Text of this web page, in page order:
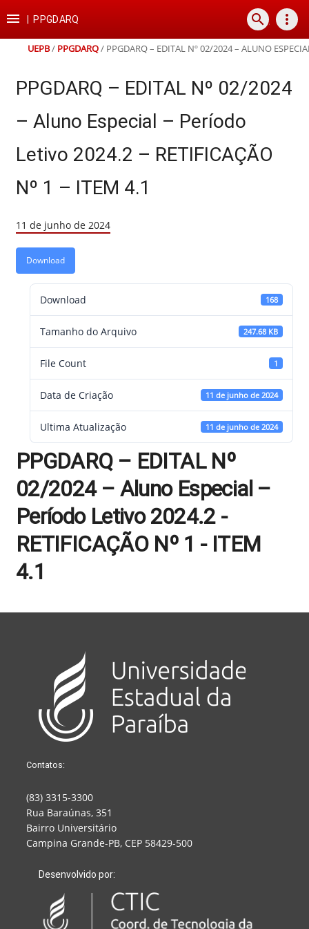
para
conteúdo
para
para
para
rodapé
 PPGDARQ search more_vert
UEPB/ PPGDARQ/ PPGDARQ – EDITAL Nº 02/2024 – ALUNO
PPGDARQ – EDITAL Nº 02/2024
– Aluno Especial – Período
Letivo 2024.2 – RETIFICAÇÃO
Nº 1 – ITEM 4.1
11 de junho de 2024
Download
Download 168
Tamanho do Arquivo 247.68 KB
File Count 1
Data de Criação 11 de junho de 2024
Ultima Atualização 11 de junho de 2024
PPGDARQ – EDITAL Nº
02/2024 – Aluno Especial –
Período Letivo 2024.2 -
RETIFICAÇÃO Nº 1 - ITEM
4.1
Contatos:
(83) 3315-3300
Rua Baraúnas, 351
Bairro Universitário
Campina Grande-PB, CEP 58429-500
Desenvolvido por: